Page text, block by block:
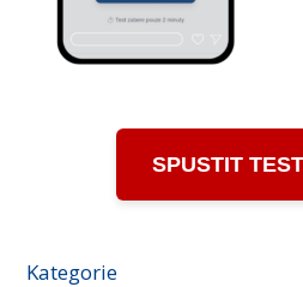
SPUSTIT
Kategorie